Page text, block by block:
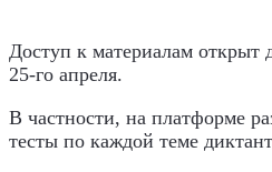
Доступ к материалам открыт
25-го апреля.
В частности, на платформе
тесты по каждой теме